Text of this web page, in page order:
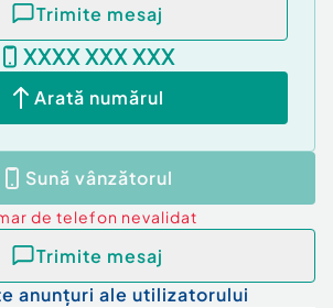
Trimite mesaj
XXXX XXX XXX
Arată numărul
Sună vânzătorul
de telefon nevalidat
Trimite mesaj
anunțuri ale utilizatorului